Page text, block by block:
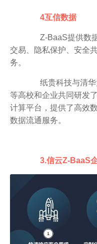
4互信数据
Z-BaaS提供数据
交易、隐私保护、安全
务。
纸贵科技与清华
等高校和企业共同研发
计算平台，提供了高效
数据流通服务。
3.信云Z-BaaS